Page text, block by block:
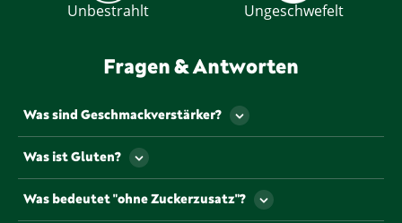
Unbestrahlt Ungeschwefelt
Fragen & Antworten
Was sind Geschmackverstärker?
Als Geschmackverstärker werden jene
Lebensmittelzusatzstoffe bezeichnet, die den
Geschmack und/oder den Geruch eines
Lebensmittels verstärken. Gekennzeichnet werden
Was ist Gluten?
Gluten ist ein Eiweiß, dass u.a. natürlicherweise in
einigen Getreiden vorkommt.
Was bedeutet "ohne Zuckerzusatz"?